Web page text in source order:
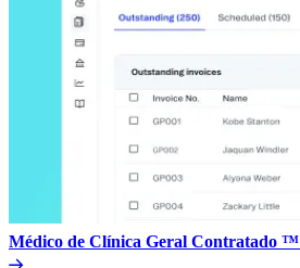
Médico de Clínica Geral Contratado ™​​